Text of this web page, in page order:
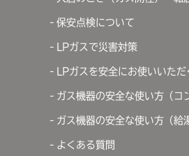
保安点検について
LPガスで災害対策
LPガスを安全にお使いいただ
ガス機器の安全な使い方（コ
ガス機器の安全な使い方（給
よくある質問